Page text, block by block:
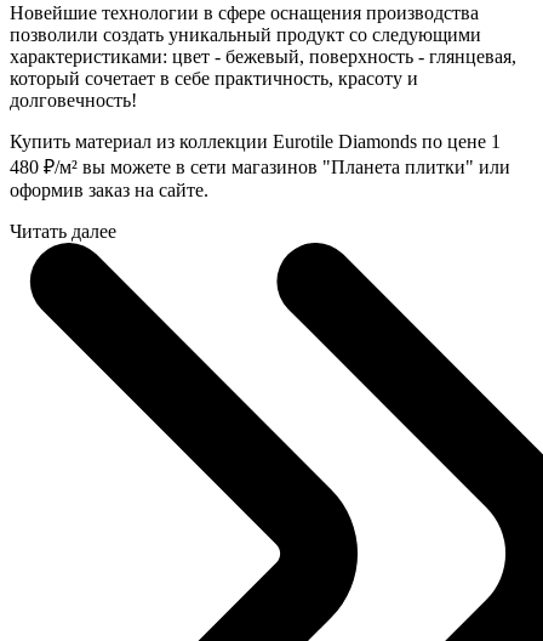
Новейшие технологии в сфере оснащения производства
позволили создать уникальный продукт со следующими
характеристиками: цвет - бежевый, поверхность - глянцевая,
который сочетает в себе практичность, красоту и
долговечность!
Купить материал из коллекции Eurotile Diamonds по цене 1
480 ₽/м² вы можете в сети магазинов "Планета плитки" или
оформив заказ на сайте.
Читать далее